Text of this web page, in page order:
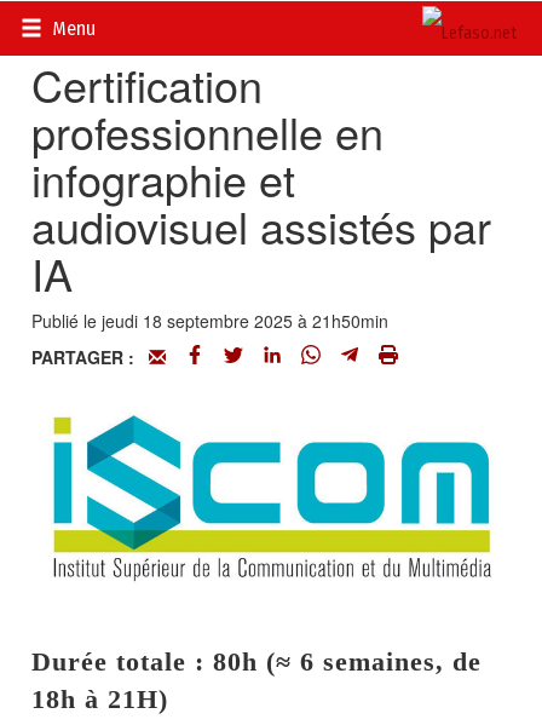
Menu
Accueil>
Certification
professionnelle en
infographie et
audiovisuel assistés par
IA
Publié le jeudi 18 septembre 2025 à 21h50min
PARTAGER :
Durée totale : 80h (≈ 6 semaines, de
18h à 21H)